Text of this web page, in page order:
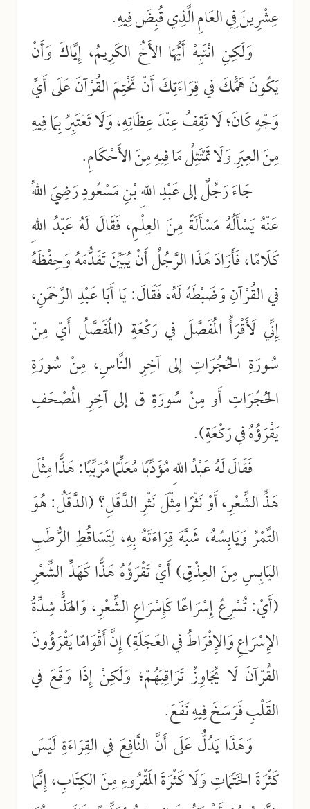
عِشْرِينَ فِي العَامِ الَّذِي قُبِضَ فِيهِ.
وَلَكِنِ انْتَبِهْ أَيُّهَا الأَخُ الكَرِيمُ، إِيَّاكَ وَأَنْ
يَكُونَ هَمُّكَ في قِرَاءَتِكَ أَنْ تَخْتِمَ القُرْآنَ عَلَى أَيِّ
وَجْهٍ كَانَ؛ لَا تَقِفُ عِنْدَ عِظَاتِهِ، وَلَا تَعْتَبِرُ بِمَا فِيهِ
مِنَ العِبَرِ وَلَا تَمْتَثِلُ مَا فِيهِ مِنَ الأَحْكَامِ.
جَاءَ رَجُلٌ إلى عَبْدِ اللهِ بْنِ مَسْعُودٍ رَضِيَ اللهُ
عَنْهُ يَسْأَلُهُ مَسْأَلَةً مِنَ العِلْمِ، فَقَالَ لَهُ عَبْدُ اللهِ
كَلَامًا، فَأَرَادَ هَذَا الرَّجُلُ أَنْ يُبَيِّنَ تَقَدُّمَهُ وَحِفْظَهُ
في القُرْآنِ وَضَبْطَهُ لَهُ، فَقَالَ: يَا أَبَا عَبْدِ الرَّحْمَنِ،
إِنِّي لَأَقْرَأُ المُفَصَّلَ في رَكْعَةٍ (المُفَصَّلُ أَيْ مِنْ
سُورَةِ الحُجُرَاتِ إلى آخِرِ النَّاسِ، مِنْ سُورَةِ
الحُجُرَاتِ أَو مِنْ سُورَةِ ق إلى آخِرِ المُصْحَفِ
يَقْرَؤُهُ في رَكْعَةٍ).
فَقَالَ لَهُ عَبْدُ اللهِ مُؤَدِّبًا مُعَلِّمًا مُرَبِّيًا: هَذًّا مِثْلَ
هَذِّ الشِّعْرِ، أَوْ نَثْرًا مِثْلَ نَثْرِ الدَّقَلِ؟ (الدَّقَلُ: هُوَ
التَّمْرُ وَيَابِسُهُ، شَبَّهَ قِرَاءَتَهُ بِهِ، لِتَسَاقُطِ الرُّطَبِ
اليَابِسِ مِنَ العِذْقِ) أَيْ تَقْرَؤُهُ هَذًّا كَهَذِّ الشِّعْرِ
(أَيْ: تُسْرِعُ إِسْرَاعًا كَإِسْرَاعِ الشِّعْرِ، وَالهَذُّ شِدِّةُ
الإِسْرَاعِ وَالإِفْرَاطُ في العَجَلَةِ) إِنَّ أَقْوَامًا يَقْرَؤُونَ
القُرْآنَ لَا يُجَاوِزُ تَرَاقِيَهُمْ؛ وَلَكِنْ إِذَا وَقَعَ في
القَلْبِ فَرَسَخَ فِيهِ نَفَعَ.
وَهَذَا يَدُلُّ عَلَى أَنَّ النَّافِعَ في القِرَاءَةِ لَيْسَ
كَثْرَةَ الخَتَمَاتِ وَلَا كَثْرَةَ المَقْرُوءِ مِنَ الكِتَابِ، إِنَّمَا